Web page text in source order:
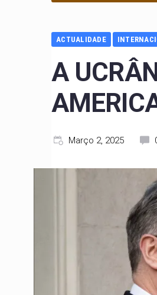
ACTUALIDADE
A
Março 2, 2025